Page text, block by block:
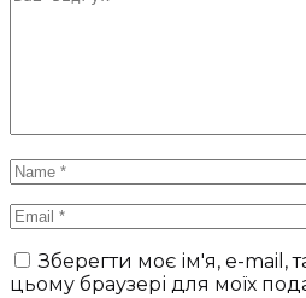
Зберегти моє ім'я, e-mail,
цьому браузері для моїх